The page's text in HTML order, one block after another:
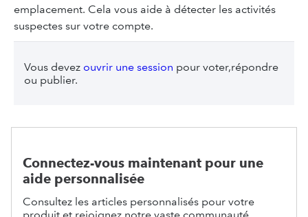
emplacement. Cela vous aide à détecter les activités
suspectes sur votre compte.
Vous devez ouvrir une session pour voter,répondre
ou publier.
Connectez-vous maintenant pour une
aide personnalisée
Consultez les articles personnalisés pour votre